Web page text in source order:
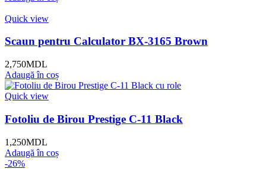
Quick view
Scaun pentru Calculator BX-3165 Brown
2,750MDL
Adaugă în coș
Quick view
Fotoliu de Birou Prestige C-11 Black
1,250MDL
Adaugă în coș
-26%